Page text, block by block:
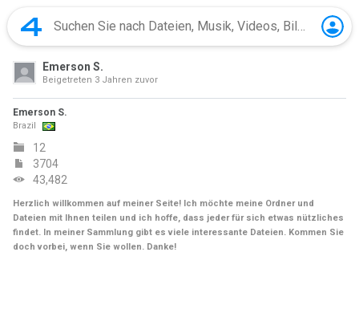
Emerson S.
Beigetreten 3 Jahren zuvor
Emerson S.
Brazil
12
3704
43,482
Herzlich willkommen auf meiner Seite! Ich möchte meine Ordner und
Dateien mit Ihnen teilen und ich hoffe, dass jeder für sich etwas nützliches
findet. In meiner Sammlung gibt es viele interessante Dateien. Kommen Sie
doch vorbei, wenn Sie wollen. Danke!